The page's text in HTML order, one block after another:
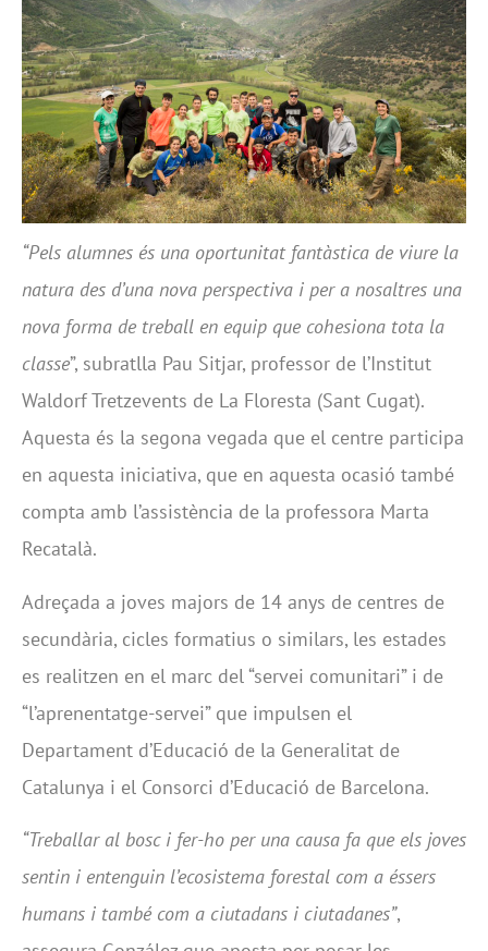
“Pels alumnes és una oportunitat fantàstica de viure la
natura des d’una nova perspectiva i per a nosaltres una
nova forma de treball en equip que cohesiona tota la
classe”, subratlla Pau Sitjar, professor de l’Institut
Waldorf Tretzevents de La Floresta (Sant Cugat).
Aquesta és la segona vegada que el centre participa
en aquesta iniciativa, que en aquesta ocasió també
compta amb l’assistència de la professora Marta
Recatalà.
Adreçada a joves majors de 14 anys de centres de
secundària, cicles formatius o similars, les estades
es realitzen en el marc del “servei comunitari” i de
“l’aprenentatge-servei” que impulsen el
Departament d’Educació de la Generalitat de
Catalunya i el Consorci d’Educació de Barcelona.
“Treballar al bosc i fer-ho per una causa fa que els joves
sentin i entenguin l’ecosistema forestal com a éssers
humans i també com a ciutadans i ciutadanes”,